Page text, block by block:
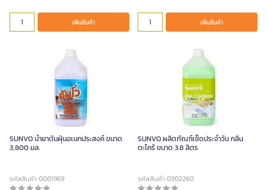
เพิ่มสินค้า เพิ่มสินค้า
SUNVO น้ำยาดันฝุ่นอเนกประสงค์ ขนาด
3,800 มล.
รหัสสินค้า 0001969
SUNVO ผลิตภัณฑ์เช็ดประจำวัน กลิ่น
ตะไคร้ ขนาด 3.8 ลิตร
รหัสสินค้า 0302260